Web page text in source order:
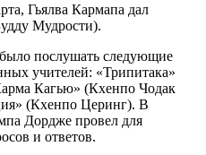
Гьялва Кармапа дал
Мудрости).
послушать следующие
учителей: «Трипитака»
Кагью» (Кхенпо Чодак
(Кхенпо Церинг). В
Дордже провел для
и ответов.